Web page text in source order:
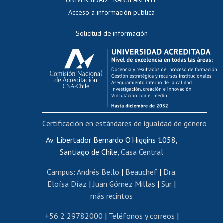
Evaluación docente
Calificación académica
Postulación al AUCAI
Funcionarias/os
Cursos internos de capacitación
Bienestar del personal
Portal de movilidad interna
Certificado de renta
Certificado de renta honorarios
Editar páginas blancas
Extranjeras/os
Revalidación y reconocimiento de títulos
Acceso a información pública
Solicitud de información
Av. Libertador Bernardo O'Higgins 1058,
Santiago de Chile, Casa Central
Campus: Andrés Bello | Beauchef| Dra.
Eloísa Díaz |Juan Gómez Millas | Sur |
más recintos
+56 2 29782000 | Teléfonos y correos |
Certificación en estándares de igualdad de género